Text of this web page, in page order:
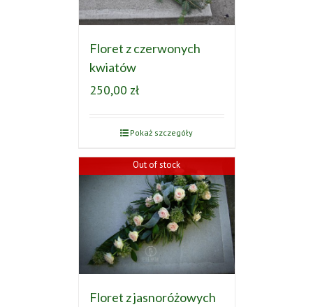
Floret z czerwonych
kwiatów
250,00 zł
Pokaż szczegóły
Out of stock
Floret z jasnoróżowych